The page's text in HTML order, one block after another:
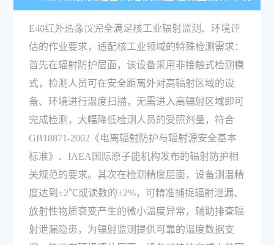
评估的作业要求？
E40红外热像仪完全满足核工业辐射监测、环境评
估的作业要求，适配核工业领域的特殊检测需求：
首先在辐射防护层面，该设备采用非接触式检测模
式，检测人员可在安全距离外对高辐射区域的设
备、环境进行温度扫描，无需进入高辐射区域即可
完成检测，大幅降低检测人员的受照剂量，符合
GB18871-2002《电离辐射防护与辐射源安全基本
标准》、IAEA国际原子能机构发布的辐射防护相
关规范的要求。其次在检测精度层面，设备测温精
度达到±2℃或读数的±2%，可精准捕捉辐射泄漏、
放射性物质衰变产生的微小温度异常，辅助排查辐
射泄漏隐患，为辐射监测提供可靠的温度数据支